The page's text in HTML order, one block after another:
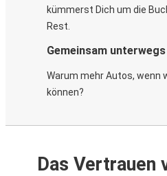
kümmerst Dich um die
Rest.
Gemeinsam unterwegs
Warum mehr Autos, wenn
können?
Das Vertrauen